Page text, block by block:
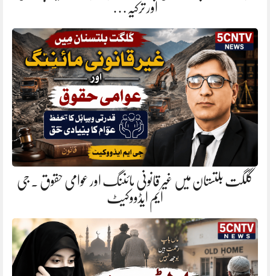
اور ترکیہ…
گلگت بلتستان میں غیر قانونی مائننگ اور عوامی حقوق . جی
ایم ایڈووکیٹ